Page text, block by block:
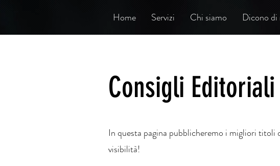
Home Servizi Chi siamo Dicono di
Consigli Editoriali
In questa pagina pubblicheremo i migliori
visibilità!